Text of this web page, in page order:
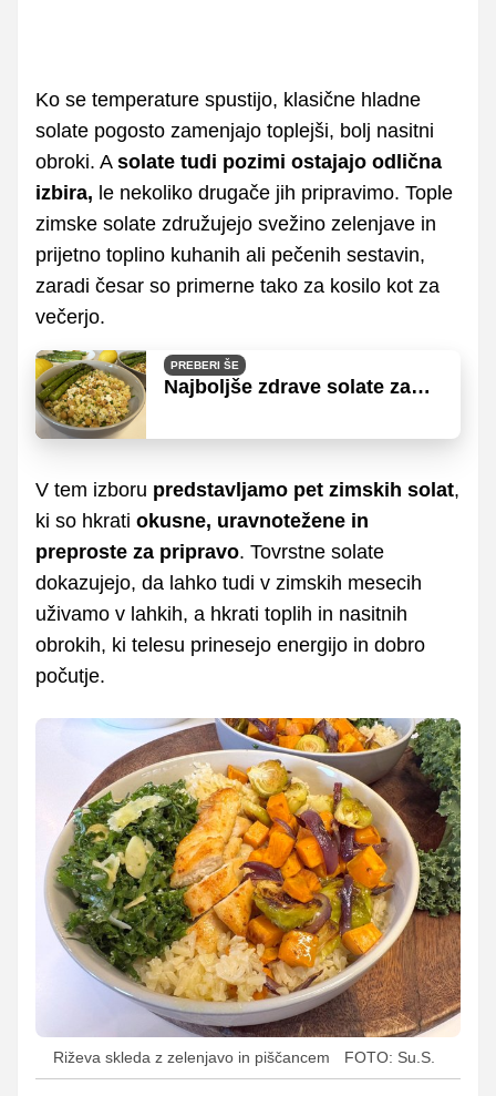
Ko se temperature spustijo, klasične hladne
solate pogosto zamenjajo toplejši, bolj nasitni
obroki. A solate tudi pozimi ostajajo odlična
izbira, le nekoliko drugače jih pripravimo. Tople
zimske solate združujejo svežino zelenjave in
prijetno toplino kuhanih ali pečenih sestavin,
zaradi česar so primerne tako za kosilo kot za
večerjo.
PREBERI ŠE
Najboljše zdrave solate za
V tem izboru predstavljamo pet zimskih solat,
ki so hkrati okusne, uravnotežene in
preproste za pripravo. Tovrstne solate
dokazujejo, da lahko tudi v zimskih mesecih
uživamo v lahkih, a hkrati toplih in nasitnih
obrokih, ki telesu prinesejo energijo in dobro
počutje.
Riževa skleda z zelenjavo in piščancem FOTO: Su.S.